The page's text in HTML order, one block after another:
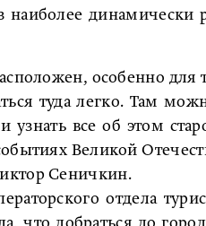
наиболее динамически
особенно для
туда легко. Там
все об этом
Великой
Сеничкин.
отдела